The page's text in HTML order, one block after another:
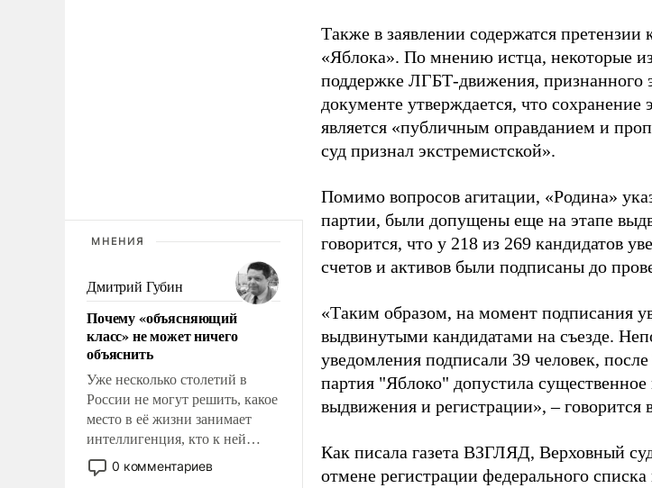
МНЕНИЯ
Дмитрий Губин
Почему «объясняющий
класс» не может ничего
объяснить
Уже несколько столетий в
России не могут решить, какое
место в её жизни занимает
интеллигенция, кто к ней
принадлежит, а кого из неё
исключили с правом
0 комментариев
Также в заявлении содержатся
«Яблока». По мнению истца, некоторые
поддержке ЛГБТ-движения,
документе утверждается, что
является «публичным оправданием и
суд признал экстремистской».
Помимо вопросов агитации, «Родина»
партии, были допущены еще на этапе
говорится, что у 218 из 269 кандидатов
счетов и активов были подписаны до
«Таким образом, на момент подписания
выдвинутыми кандидатами на съезде.
уведомления подписали 39 человек,
партия "Яблоко" допустила
выдвижения и регистрации», – говорится
Как писала газета ВЗГЛЯД, Верховный
отмене регистрации федерального